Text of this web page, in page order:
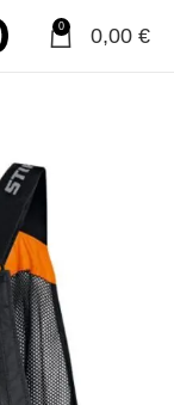
0 0,00 €